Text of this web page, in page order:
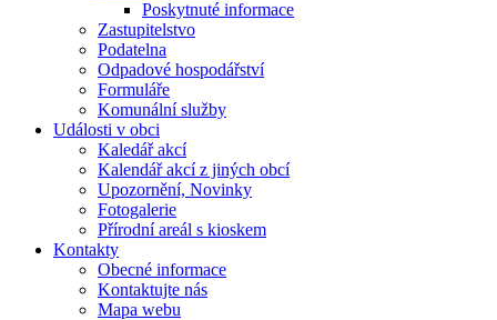
Poskytnuté informace
Zastupitelstvo
Podatelna
Odpadové hospodářství
Formuláře
Komunální služby
Události v obci
Kaledář akcí
Kalendář akcí z jiných obcí
Upozornění, Novinky
Fotogalerie
Přírodní areál s kioskem
Kontakty
Obecné informace
Kontaktujte nás
Mapa webu